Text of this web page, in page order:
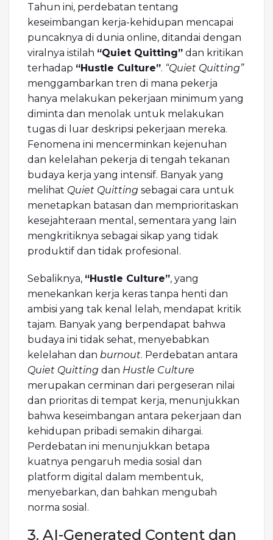
Tahun ini, perdebatan tentang
keseimbangan kerja-kehidupan mencapai
puncaknya di dunia online, ditandai dengan
viralnya istilah “Quiet Quitting” dan kritikan
terhadap “Hustle Culture”. “Quiet Quitting”
menggambarkan tren di mana pekerja
hanya melakukan pekerjaan minimum yang
diminta dan menolak untuk melakukan
tugas di luar deskripsi pekerjaan mereka.
Fenomena ini mencerminkan kejenuhan
dan kelelahan pekerja di tengah tekanan
budaya kerja yang intensif. Banyak yang
melihat Quiet Quitting sebagai cara untuk
menetapkan batasan dan memprioritaskan
kesejahteraan mental, sementara yang lain
mengkritiknya sebagai sikap yang tidak
produktif dan tidak profesional.
Sebaliknya, “Hustle Culture”, yang
menekankan kerja keras tanpa henti dan
ambisi yang tak kenal lelah, mendapat kritik
tajam. Banyak yang berpendapat bahwa
budaya ini tidak sehat, menyebabkan
kelelahan dan burnout. Perdebatan antara
Quiet Quitting dan Hustle Culture
merupakan cerminan dari pergeseran nilai
dan prioritas di tempat kerja, menunjukkan
bahwa keseimbangan antara pekerjaan dan
kehidupan pribadi semakin dihargai.
Perdebatan ini menunjukkan betapa
kuatnya pengaruh media sosial dan
platform digital dalam membentuk,
menyebarkan, dan bahkan mengubah
norma sosial.
3. AI-Generated Content dan